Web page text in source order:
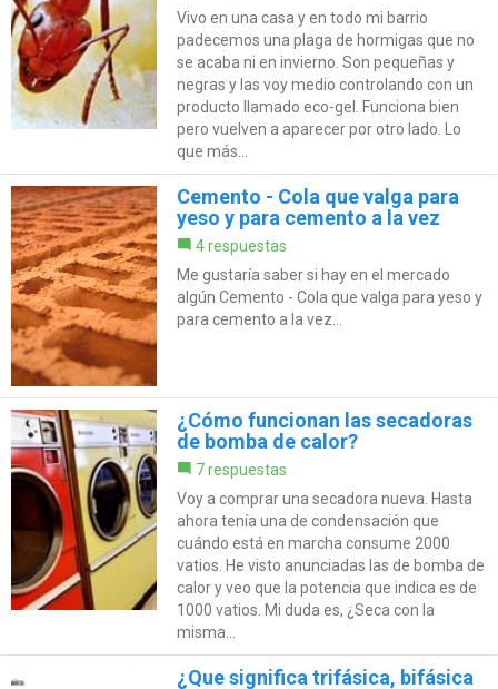
Vivo en una casa y en todo mi barrio
padecemos una plaga de hormigas que no
se acaba ni en invierno. Son pequeñas y
negras y las voy medio controlando con un
producto llamado eco-gel. Funciona bien
pero vuelven a aparecer por otro lado. Lo
que más...
Cemento - Cola que valga para
yeso y para cemento a la vez
4 respuestas
Me gustaría saber si hay en el mercado
algún Cemento - Cola que valga para yeso y
para cemento a la vez...
¿Cómo funcionan las secadoras
de bomba de calor?
7 respuestas
Voy a comprar una secadora nueva. Hasta
ahora tenía una de condensación que
cuándo está en marcha consume 2000
vatios. He visto anunciadas las de bomba de
calor y veo que la potencia que indica es de
1000 vatios. Mi duda es, ¿Seca con la
misma...
¿Que significa trifásica, bifásica